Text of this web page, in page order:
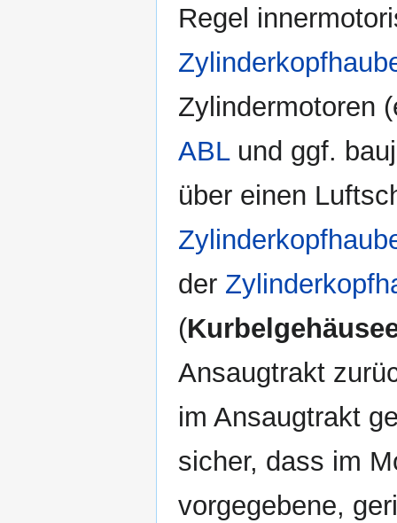
Regel
Zylindermotoren
ABLund ggf.
über einen
der
(
Ansaugtrakt
im Ansaugtrakt
sicher, dass im
vorgegebene,